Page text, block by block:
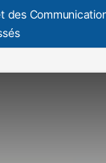
des